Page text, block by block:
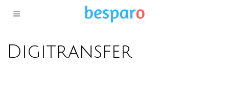
Digitransfer